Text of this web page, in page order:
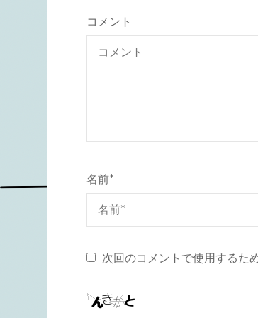
コメント
名前*
次回のコメントで使用するた